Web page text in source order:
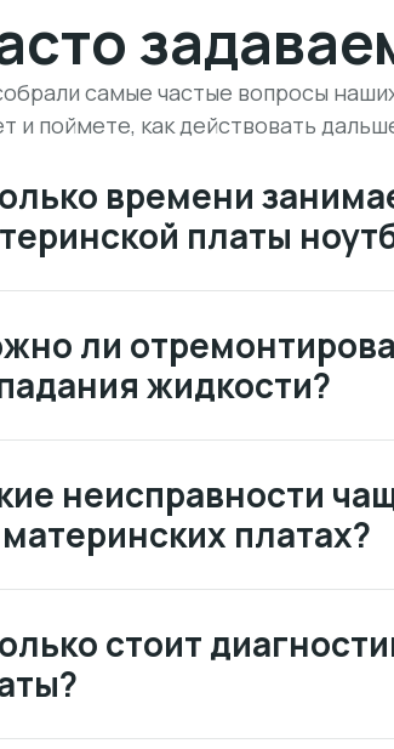
самые частые вопросы
и поймете, как действовать
времени
платы
ли
жидкости?
неисправности
платах?
стоит